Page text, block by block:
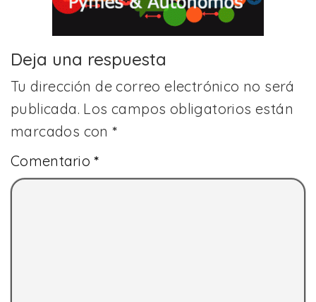
Deja una respuesta
Tu dirección de correo electrónico no será
publicada. Los campos obligatorios están
marcados con*
Comentario*